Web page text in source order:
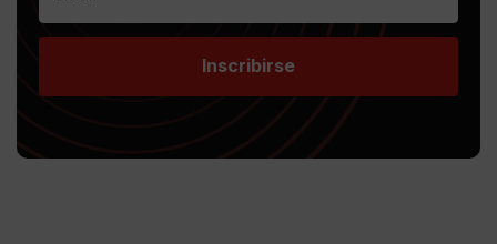
Inscribirse